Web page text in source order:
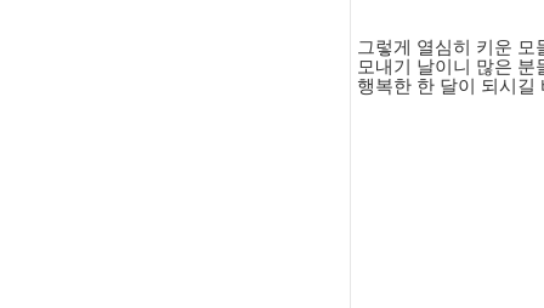
그렇게 열심히 키운
모내기 날이니 많은
행복한 한 달이 되시길